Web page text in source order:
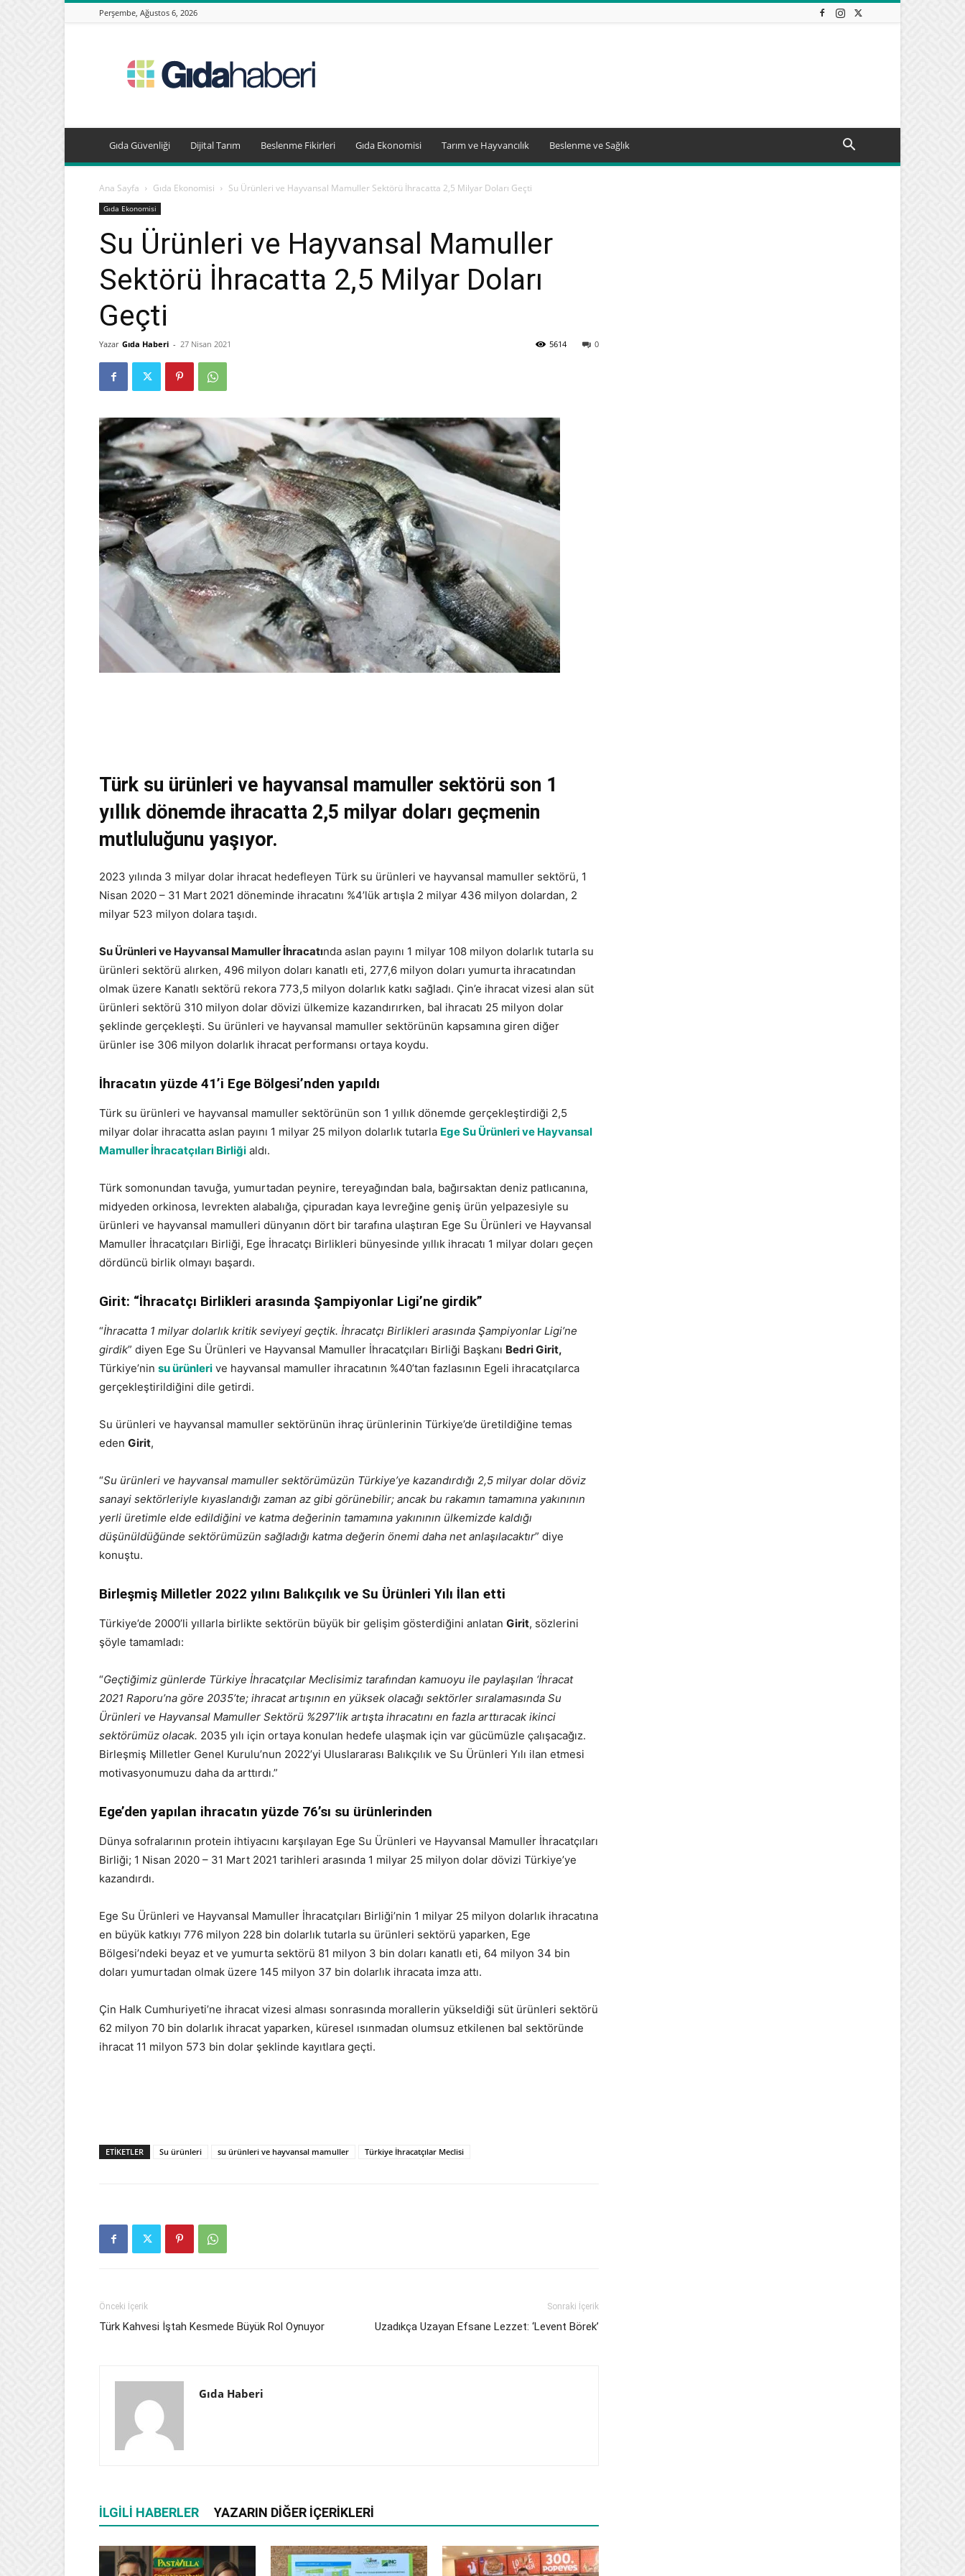
Perşembe, Ağustos 6, 2026
Haberleri,
Beslenme
Gıda Güvenliği Dijital Tarım Beslenme Fikirleri Gıda Ekonomisi Tarım ve Hayvancılık Beslenme ve Sağlık
Ana Sayfa Gıda Ekonomisi Su Ürünleri ve Hayvansal Mamuller Sektörü İhracatta 2,5 Milyar Doları Geçti
Gıda Ekonomisi
Su Ürünleri ve Hayvansal Mamuller
Sektörü İhracatta 2,5 Milyar Doları
Geçti
Yazar Gıda Haberi - 27 Nisan 2021 0
5614
Türk su ürünleri ve hayvansal mamuller sektörü son 1
yıllık dönemde ihracatta 2,5 milyar doları geçmenin
mutluluğunu yaşıyor.
2023 yılında 3 milyar dolar ihracat hedefleyen Türk su ürünleri ve hayvansal mamuller sektörü, 1
Nisan 2020 – 31 Mart 2021 döneminde ihracatını %4’lük artışla 2 milyar 436 milyon dolardan, 2
milyar 523 milyon dolara taşıdı.
Su Ürünleri ve Hayvansal Mamuller İhracatında aslan payını 1 milyar 108 milyon dolarlık tutarla su
ürünleri sektörü alırken, 496 milyon doları kanatlı eti, 277,6 milyon doları yumurta ihracatından
olmak üzere Kanatlı sektörü rekora 773,5 milyon dolarlık katkı sağladı. Çin’e ihracat vizesi alan süt
ürünleri sektörü 310 milyon dolar dövizi ülkemize kazandırırken, bal ihracatı 25 milyon dolar
şeklinde gerçekleşti. Su ürünleri ve hayvansal mamuller sektörünün kapsamına giren diğer
ürünler ise 306 milyon dolarlık ihracat performansı ortaya koydu.
İhracatın yüzde 41’i Ege Bölgesi’nden yapıldı
Türk su ürünleri ve hayvansal mamuller sektörünün son 1 yıllık dönemde gerçekleştirdiği 2,5
milyar dolar ihracatta aslan payını 1 milyar 25 milyon dolarlık tutarla Ege Su Ürünleri ve Hayvansal
Mamuller İhracatçıları Birliği aldı.
Türk somonundan tavuğa, yumurtadan peynire, tereyağından bala, bağırsaktan deniz patlıcanına,
midyeden orkinosa, levrekten alabalığa, çipuradan kaya levreğine geniş ürün yelpazesiyle su
ürünleri ve hayvansal mamulleri dünyanın dört bir tarafına ulaştıran Ege Su Ürünleri ve Hayvansal
Mamuller İhracatçıları Birliği, Ege İhracatçı Birlikleri bünyesinde yıllık ihracatı 1 milyar doları geçen
dördüncü birlik olmayı başardı.
Girit: “İhracatçı Birlikleri arasında Şampiyonlar Ligi’ne girdik”
“İhracatta 1 milyar dolarlık kritik seviyeyi geçtik. İhracatçı Birlikleri arasında Şampiyonlar Ligi’ne
girdik” diyen Ege Su Ürünleri ve Hayvansal Mamuller İhracatçıları Birliği Başkanı Bedri Girit,
Türkiye’nin su ürünleri ve hayvansal mamuller ihracatının %40’tan fazlasının Egeli ihracatçılarca
gerçekleştirildiğini dile getirdi.
Su ürünleri ve hayvansal mamuller sektörünün ihraç ürünlerinin Türkiye’de üretildiğine temas
eden Girit,
“Su ürünleri ve hayvansal mamuller sektörümüzün Türkiye’ye kazandırdığı 2,5 milyar dolar döviz
sanayi sektörleriyle kıyaslandığı zaman az gibi görünebilir; ancak bu rakamın tamamına yakınının
yerli üretimle elde edildiğini ve katma değerinin tamamına yakınının ülkemizde kaldığı
düşünüldüğünde sektörümüzün sağladığı katma değerin önemi daha net anlaşılacaktır” diye
konuştu.
Birleşmiş Milletler 2022 yılını Balıkçılık ve Su Ürünleri Yılı İlan etti
Türkiye’de 2000’li yıllarla birlikte sektörün büyük bir gelişim gösterdiğini anlatan Girit, sözlerini
şöyle tamamladı:
“Geçtiğimiz günlerde Türkiye İhracatçılar Meclisimiz tarafından kamuoyu ile paylaşılan ‘İhracat
2021 Raporu’na göre 2035’te; ihracat artışının en yüksek olacağı sektörler sıralamasında Su
Ürünleri ve Hayvansal Mamuller Sektörü %297’lik artışta ihracatını en fazla arttıracak ikinci
sektörümüz olacak. 2035 yılı için ortaya konulan hedefe ulaşmak için var gücümüzle çalışacağız.
Birleşmiş Milletler Genel Kurulu’nun 2022’yi Uluslararası Balıkçılık ve Su Ürünleri Yılı ilan etmesi
motivasyonumuzu daha da arttırdı.”
Ege’den yapılan ihracatın yüzde 76’sı su ürünlerinden
Dünya sofralarının protein ihtiyacını karşılayan Ege Su Ürünleri ve Hayvansal Mamuller İhracatçıları
Birliği; 1 Nisan 2020 – 31 Mart 2021 tarihleri arasında 1 milyar 25 milyon dolar dövizi Türkiye’ye
kazandırdı.
Ege Su Ürünleri ve Hayvansal Mamuller İhracatçıları Birliği’nin 1 milyar 25 milyon dolarlık ihracatına
en büyük katkıyı 776 milyon 228 bin dolarlık tutarla su ürünleri sektörü yaparken, Ege
Bölgesi’ndeki beyaz et ve yumurta sektörü 81 milyon 3 bin doları kanatlı eti, 64 milyon 34 bin
doları yumurtadan olmak üzere 145 milyon 37 bin dolarlık ihracata imza attı.
Çin Halk Cumhuriyeti’ne ihracat vizesi alması sonrasında morallerin yükseldiği süt ürünleri sektörü
62 milyon 70 bin dolarlık ihracat yaparken, küresel ısınmadan olumsuz etkilenen bal sektöründe
ihracat 11 milyon 573 bin dolar şeklinde kayıtlara geçti.
ETIKETLER Su ürünleri su ürünleri ve hayvansal mamuller Türkiye İhracatçılar Meclisi
Önceki İçerik
Türk Kahvesi İştah Kesmede Büyük Rol Oynuyor
Sonraki İçerik
Uzadıkça Uzayan Efsane Lezzet: ‘Levent Börek’
Gıda Haberi
İLGILI HABERLER YAZARIN DIĞER İÇERIKLERI